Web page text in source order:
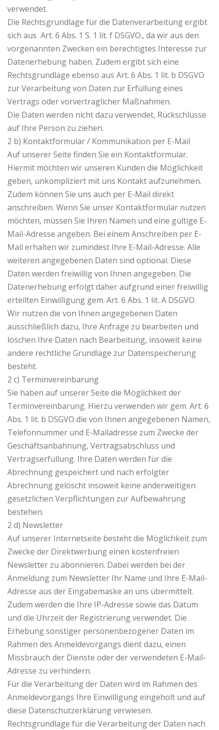
verwendet.
Die Rechtsgrundlage für die Datenverarbeitung ergibt
sich aus Art. 6 Abs. 1 S. 1 lit. f DSGVO., da wir aus den
vorgenannten Zwecken ein berechtigtes Interesse zur
Datenerhebung haben. Zudem ergibt sich eine
Rechtsgrundlage ebenso aus Art. 6 Abs. 1 lit. b DSGVO
zur Verarbeitung von Daten zur Erfüllung eines
Vertrags oder vorvertraglicher Maßnahmen.
Die Daten werden nicht dazu verwendet, Rückschlüsse
auf Ihre Person zu ziehen.
2 b) Kontaktformular / Kommunikation per E-Mail
Auf unserer Seite finden Sie ein Kontaktformular.
Hiermit möchten wir unseren Kunden die Möglichkeit
geben, unkompliziert mit uns Kontakt aufzunehmen.
Zudem können Sie uns auch per E-Mail direkt
anschreiben. Wenn Sie unser Kontaktformular nutzen
möchten, müssen Sie Ihren Namen und eine gültige E-
Mail-Adresse angeben. Bei einem Anschreiben per E-
Mail erhalten wir zumindest Ihre E-Mail-Adresse. Alle
weiteren angegebenen Daten sind optional. Diese
Daten werden freiwillig von Ihnen angegeben. Die
Datenerhebung erfolgt daher aufgrund einer freiwillig
erteilten Einwilligung gem. Art. 6 Abs. 1 lit. A DSGVO.
Wir nutzen die von Ihnen angegebenen Daten
ausschließlich dazu, Ihre Anfrage zu bearbeiten und
löschen Ihre Daten nach Bearbeitung, insoweit keine
andere rechtliche Grundlage zur Datenspeicherung
besteht.
2 c) Terminvereinbarung
Sie haben auf unserer Seite die Möglichkeit der
Terminvereinbarung. Hierzu verwenden wir gem. Art. 6
Abs. 1 lit. b DSGVO die von Ihnen angegebenen Namen,
Telefonnummer und E-Mailadresse zum Zwecke der
Geschäftsanbahnung, Vertragsabschluss und
Vertragserfüllung. Ihre Daten werden für die
Abrechnung gespeichert und nach erfolgter
Abrechnung gelöscht insoweit keine anderweitigen
gesetzlichen Verpflichtungen zur Aufbewahrung
bestehen.
2 d) Newsletter
Auf unserer Internetseite besteht die Möglichkeit zum
Zwecke der Direktwerbung einen kostenfreien
Newsletter zu abonnieren. Dabei werden bei der
Anmeldung zum Newsletter Ihr Name und Ihre E-Mail-
Adresse aus der Eingabemaske an uns übermittelt.
Zudem werden die Ihre IP-Adresse sowie das Datum
und die Uhrzeit der Registrierung verwendet. Die
Erhebung sonstiger personenbezogener Daten im
Rahmen des Anmeldevorgangs dient dazu, einen
Missbrauch der Dienste oder der verwendeten E-Mail-
Adresse zu verhindern.
Für die Verarbeitung der Daten wird im Rahmen des
Anmeldevorgangs Ihre Einwilligung eingeholt und auf
diese Datenschutzerklärung verwiesen.
Rechtsgrundlage für die Verarbeitung der Daten nach